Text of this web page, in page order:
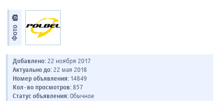
Фото
Добавлено: 22 ноября 2017
Актуально до: 22 мая 2018
Номер объявления: 14849
Кол-во просмотров: 857
Статус объявления: Обычное